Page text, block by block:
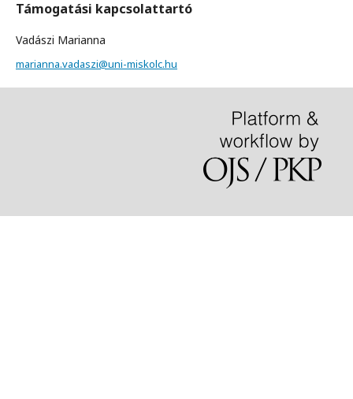
Támogatási kapcsolattartó
Vadászi Marianna
marianna.vadaszi@uni-miskolc.hu